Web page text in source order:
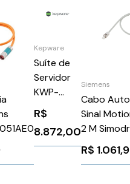
Kepware
Suíte de
Servidor
KWP-
SM5050-
PRD
R$
8.872,00
Siemens
Cabo
Sinal
2 M
Posmo
R$